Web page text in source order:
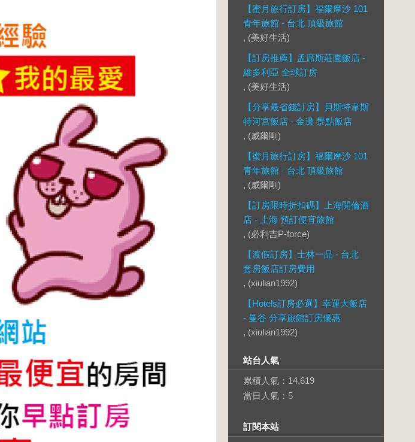
【蜜月旅行訂房】福爾摩沙 101
青年旅館 - 台北 頂級旅館
, (美好生活)
【訂房推薦】孟席斯莊園飯店 -
維多利亞 全球訂房
, (美好生活)
【分享最省錢訂房】貝斯特韋斯
特河宮飯店 - 金邊 景點飯店
, (威爾剛)
【蜜月旅行訂房】福爾摩沙 101
青年旅館 - 台北 頂級旅館
, (威爾剛)
【訂房限時折扣碼】上海開倫酒
店 - 上海 預訂便宜旅館
, (必利吉P-force)
【渡假訂房】士林一品 - 台北
套房飯店訂房費用
, (xiulian1992)
【Hotels訂房必選】幸運大飯店
- 曼谷 分享旅館訂房優惠
, (xiulian1992)
站台人氣
累積人氣： 14,619
當日人氣： 5
訂閱本站